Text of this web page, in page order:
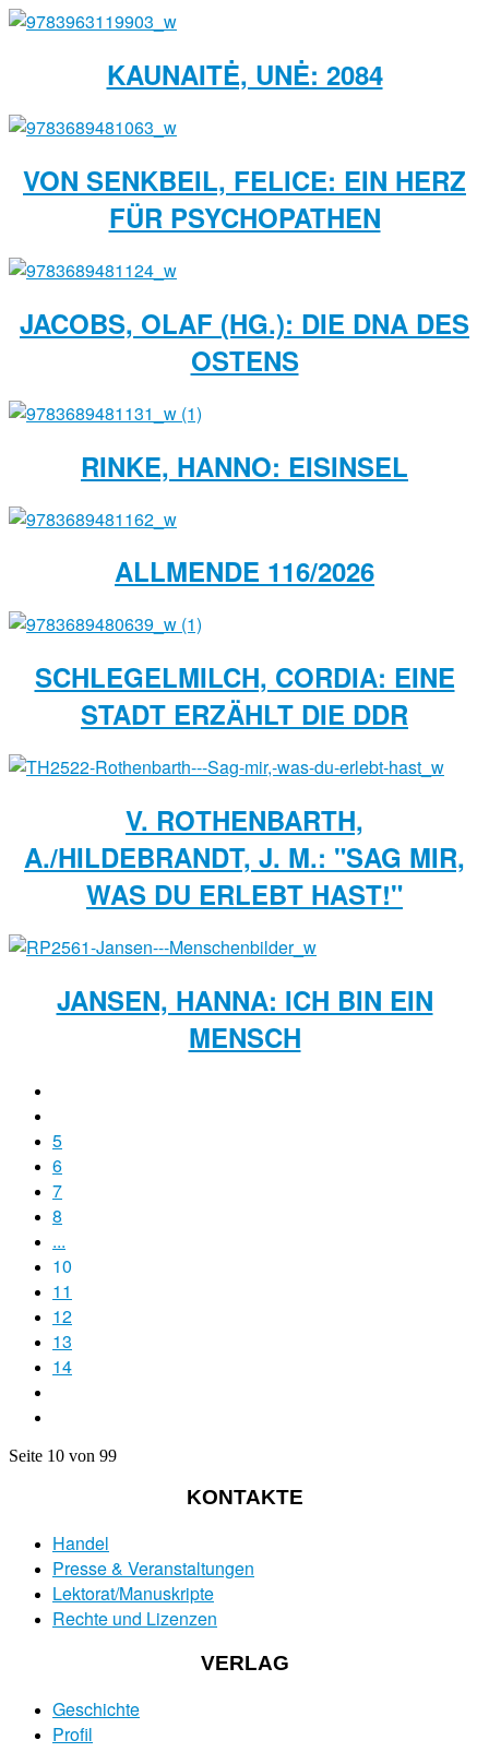
KAUNAITĖ, UNĖ: 2084
VON SENKBEIL, FELICE: EIN HERZ
FÜR PSYCHOPATHEN
JACOBS, OLAF (HG.): DIE DNA DES
OSTENS
RINKE, HANNO: EISINSEL
ALLMENDE 116/2026
SCHLEGELMILCH, CORDIA: EINE
STADT ERZÄHLT DIE DDR
V. ROTHENBARTH,
A./HILDEBRANDT, J. M.: "SAG MIR,
WAS DU ERLEBT HAST!"
JANSEN, HANNA: ICH BIN EIN
MENSCH
5
6
7
8
...
10
11
12
13
14
Seite 10 von 99
KONTAKTE
Handel
Presse & Veranstaltungen
Lektorat/Manuskripte
Rechte und Lizenzen
VERLAG
Geschichte
Profil